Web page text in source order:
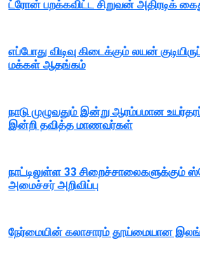
ட்ரோன் பறக்கவிட்ட சிறுவன் அதிரடிக்
எப்போது விடிவு கிடைக்கும் லயன்
மக்கள் ஆதங்கம்
நாடு முழுவதும் இன்று ஆரம்பமான
இன்றி தவித்த மாணவர்கள்
நாட்டிலுள்ள 33 சிறைச்சாலைகளுக்கும்
அமைச்சர் அறிவிப்பு
நேர்மையின் கலாசாரம் தூய்மையான